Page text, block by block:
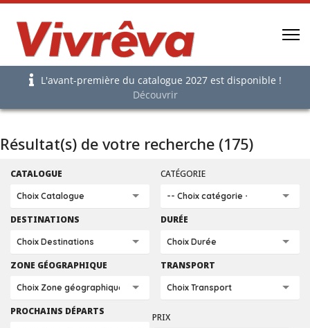
L'avant-première du catalogue 2027 est disponible !
Découvrir
Résultat(s) de votre recherche (175)
CATALOGUE CATÉGORIE
DESTINATIONS DURÉE
ZONE GÉOGRAPHIQUE TRANSPORT
PROCHAINS DÉPARTS
PRIX